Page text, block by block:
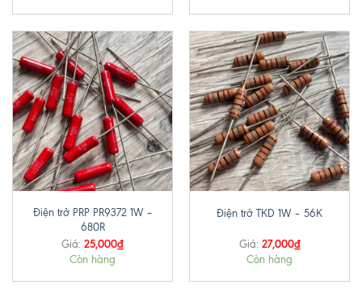
Điện trở PRP PR9372 1W –
680R
Giá: 25,000₫
Còn hàng
Điện trở TKD 1W – 56K
Giá: 27,000₫
Còn hàng